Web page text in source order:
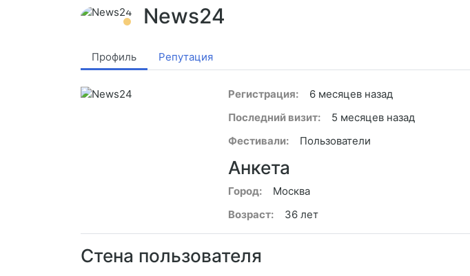
News24
Профиль Репутация
Регистрация:
6 месяцев назад
Последний визит:
5 месяцев назад
Фестивали:
Пользователи
Анкета
Город:
Москва
Возраст:
36 лет
Стена пользователя